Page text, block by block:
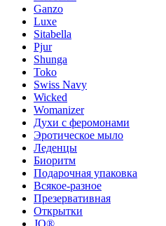
Ganzo
Luxe
Sitabella
Pjur
Shunga
Toko
Swiss Navy
Wicked
Womanizer
Духи с феромонами
Эротическое мыло
Леденцы
Биоритм
Подарочная упаковка
Всякое-разное
Презервативная
Открытки
JO®